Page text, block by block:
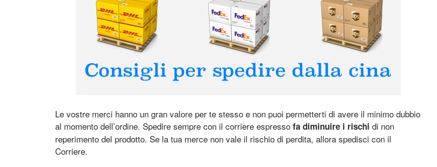
Le vostre merci hanno un gran valore per te stesso e non puoi permetterti di avere il minimo dubbio
al momento dell’ordine. Spedire sempre con il corriere espresso fa diminuire i rischi di non
reperimento del prodotto. Se la tua merce non vale il rischio di perdita, allora spedisci con il
Corriere.